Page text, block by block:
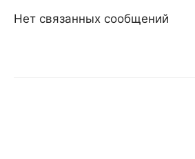
Нет связанных сообщений